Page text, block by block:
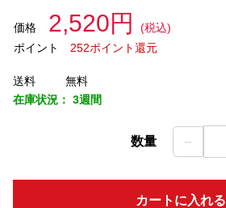
価格 2,520円
(税込)
ポイント
252ポイント還元
送料
無料
在庫状況： 3週間
数量 －
カートに入れる